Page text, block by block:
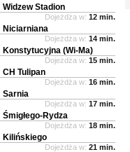
Widzew Stadion
Dojeżdża w: 12 min.
Niciarniana
Dojeżdża w: 14 min.
Konstytucyjna (Wi-Ma)
Dojeżdża w: 15 min.
CH Tulipan
Dojeżdża w: 16 min.
Sarnia
Dojeżdża w: 17 min.
Śmigłego-Rydza
Dojeżdża w: 18 min.
Kilińskiego
Dojeżdża w: 21 min.